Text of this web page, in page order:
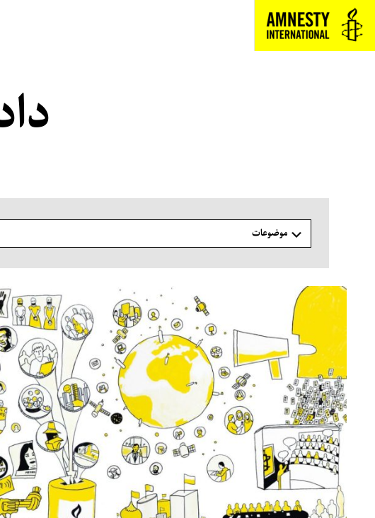
رفتن
محتوا
موضوعات